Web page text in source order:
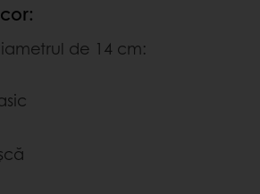
de 14 cm: